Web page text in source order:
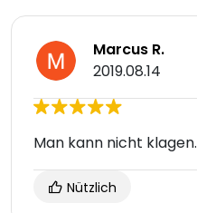
Marcus R.
2019.08.14
Man kann nicht klagen.
Nützlich